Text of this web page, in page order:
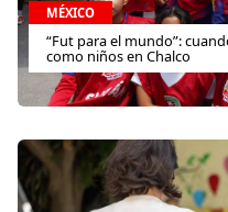
MÉXICO
“Fut para el mundo”:
como niños en Chalco